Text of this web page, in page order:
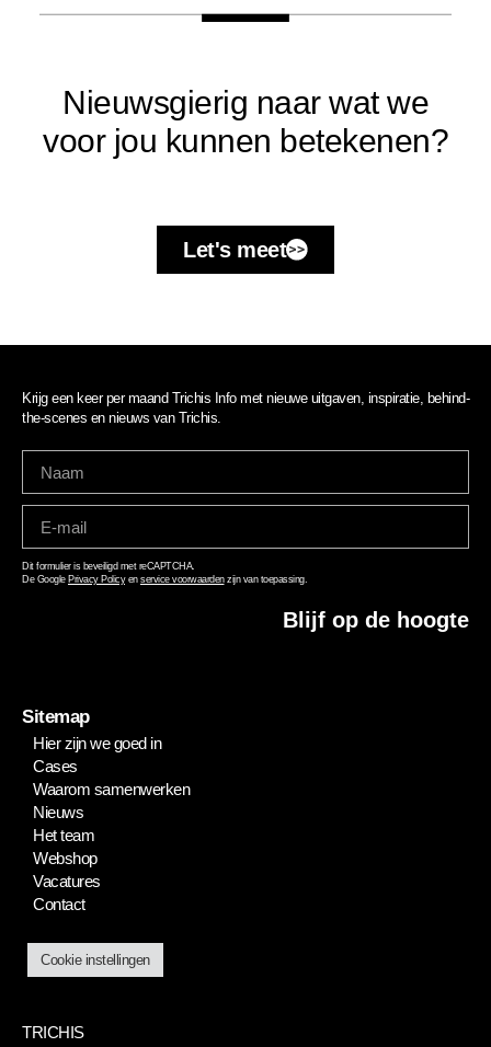
Nieuwsgierig naar wat we
voor jou kunnen betekenen?
Let's meet
Krijg een keer per maand Trichis Info met nieuwe uitgaven, inspiratie, behind-
the-scenes en nieuws van Trichis.
Dit formulier is beveiligd met reCAPTCHA.
De Google Privacy Policyen service voorwaardenzijn van toepassing.
Blijf op de hoogte
Sitemap
Hier zijn we goed in
Cases
Waarom samenwerken
Nieuws
Het team
Webshop
Vacatures
Contact
Cookie instellingen
TRICHIS